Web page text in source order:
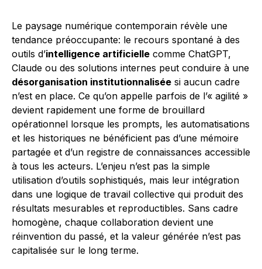
Le paysage numérique contemporain révèle une
tendance préoccupante: le recours spontané à des
outils d’intelligence artificielle comme ChatGPT,
Claude ou des solutions internes peut conduire à une
désorganisation institutionnalisée si aucun cadre
n’est en place. Ce qu’on appelle parfois de l’« agilité »
devient rapidement une forme de brouillard
opérationnel lorsque les prompts, les automatisations
et les historiques ne bénéficient pas d’une mémoire
partagée et d’un registre de connaissances accessible
à tous les acteurs. L’enjeu n’est pas la simple
utilisation d’outils sophistiqués, mais leur intégration
dans une logique de travail collective qui produit des
résultats mesurables et reproductibles. Sans cadre
homogène, chaque collaboration devient une
réinvention du passé, et la valeur générée n’est pas
capitalisée sur le long terme.